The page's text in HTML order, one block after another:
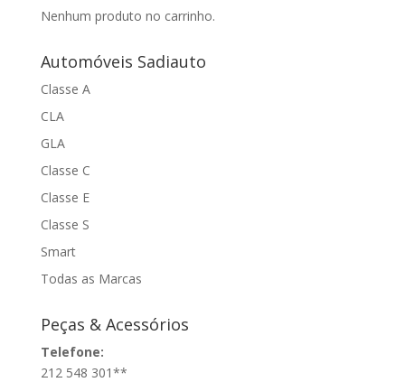
Nenhum produto no carrinho.
Automóveis Sadiauto
Classe A
CLA
GLA
Classe C
Classe E
Classe S
Smart
Todas as Marcas
Peças & Acessórios
Telefone:
212 548 301**